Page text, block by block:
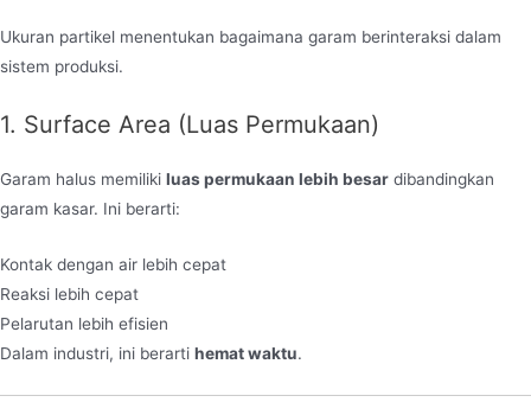
Ukuran partikel menentukan bagaimana garam berinteraksi dalam
sistem produksi.
1. Surface Area (Luas Permukaan)
Garam halus memiliki luas permukaan lebih besar dibandingkan
garam kasar. Ini berarti:
Kontak dengan air lebih cepat
Reaksi lebih cepat
Pelarutan lebih efisien
Dalam industri, ini berarti hemat waktu.